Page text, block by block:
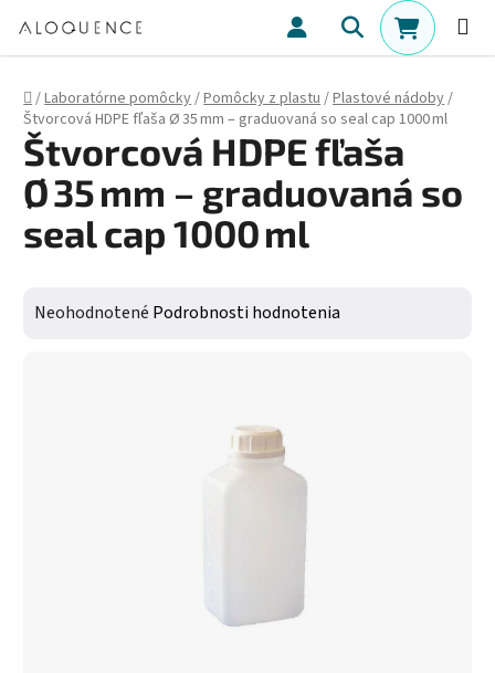
Hľadať
Domov
/Laboratórne pomôcky/Pomôcky z plastu/Plastové nádoby/
Štvorcová HDPE fľaša Ø 35 mm – graduovaná so seal cap 1000 ml
Štvorcová HDPE fľaša
Ø 35 mm – graduovaná so
seal cap 1000 ml
Priemerné hodnotenie produktu je 0,0 z 5 hviezdičiek.
Neohodnotené Podrobnosti hodnotenia